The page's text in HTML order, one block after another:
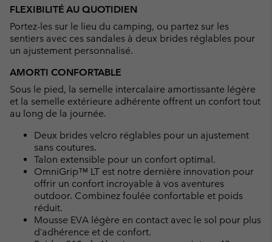
FLEXIBILITÉ AU QUOTIDIEN
Portez-les sur le lieu du camping, ou partez sur les
sentiers avec ces sandales à deux brides réglables pour
un ajustement personnalisé.
AMORTI CONFORTABLE
Sous le pied, la semelle intercalaire amortissante légère
et la semelle extérieure adhérente offrent un confort tout
au long de la journée.
Deux brides velcro réglables pour un ajustement
sans coutures.
Talon extensible pour un confort optimal.
OmniGrip™ LT est notre dernière innovation pour
offrir un confort incroyable à vos aventures
outdoor. Combinez foulée confortable et poids
réduit.
Mousse EVA légère en contact avec le sol pour plus
d’adhérence et de confort.